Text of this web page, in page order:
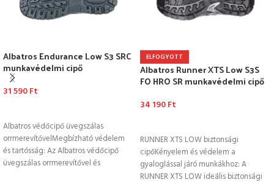
Albatros Endurance Low S3 SRC
munkavédelmi cipő
31 590Ft
Albatros védőcipő üvegszálas
orrmerevítővelMegbízható védelem
és tartósság: Az Albatros védőcipő
üvegszálas orrmerevítővel és
ELFOGYOTT
Albatros Runner XTS Low S3S
FO HRO SR munkavédelmi cipő
34 190Ft
RUNNER XTS LOW biztonsági
cipőKényelem és védelem a
gyaloglással járó munkákhoz: A
RUNNER XTS LOW ideális biztonsági